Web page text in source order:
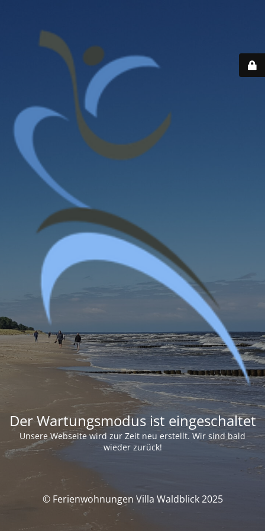
Der Wartungsmodus ist eingeschaltet
Unsere Webseite wird zur Zeit neu erstellt. Wir sind bald
wieder zurück!
© Ferienwohnungen Villa Waldblick 2025